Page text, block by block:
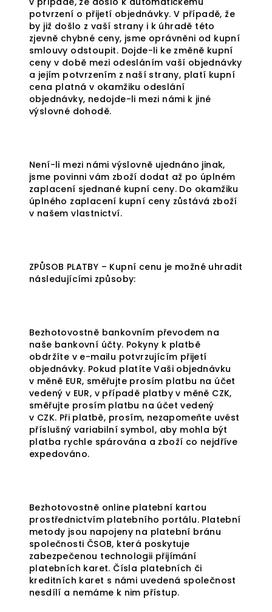
potvrzení o přijetí objednávky. V případě, že
by již došlo z vaší strany i k úhradě této
zjevně chybné ceny, jsme oprávněni od kupní
smlouvy odstoupit. Dojde-li ke změně kupní
ceny v době mezi odesláním vaší objednávky
a jejím potvrzením z naší strany, platí kupní
cena platná v okamžiku odeslání
objednávky, nedojde-li mezi námi k jiné
výslovné dohodě.
Není-li mezi námi výslovně ujednáno jinak,
jsme povinni vám zboží dodat až po úplném
zaplacení sjednané kupní ceny. Do okamžiku
úplného zaplacení kupní ceny zůstává zboží
v našem vlastnictví.
ZPŮSOB PLATBY – Kupní cenu je možné uhradit
následujícími způsoby:
Bezhotovostně bankovním převodem na
naše bankovní účty. Pokyny k platbě
obdržíte v e-mailu potvrzujícím přijetí
objednávky. Pokud platíte Vaši objednávku
v měně EUR, směřujte prosím platbu na účet
vedený v EUR, v případě platby v měně CZK,
směřujte prosím platbu na účet vedený
v CZK. Při platbě, prosím, nezapomeňte uvést
příslušný variabilní symbol, aby mohla být
platba rychle spárována a zboží co nejdříve
expedováno.
Bezhotovostně online platební kartou
prostřednictvím platebního portálu. Platební
metody jsou napojeny na platební bránu
společnosti ČSOB, která poskytuje
zabezpečenou technologii přijímání
platebních karet. Čísla platebních či
kreditních karet s námi uvedená společnost
nesdílí a nemáme k nim přístup.